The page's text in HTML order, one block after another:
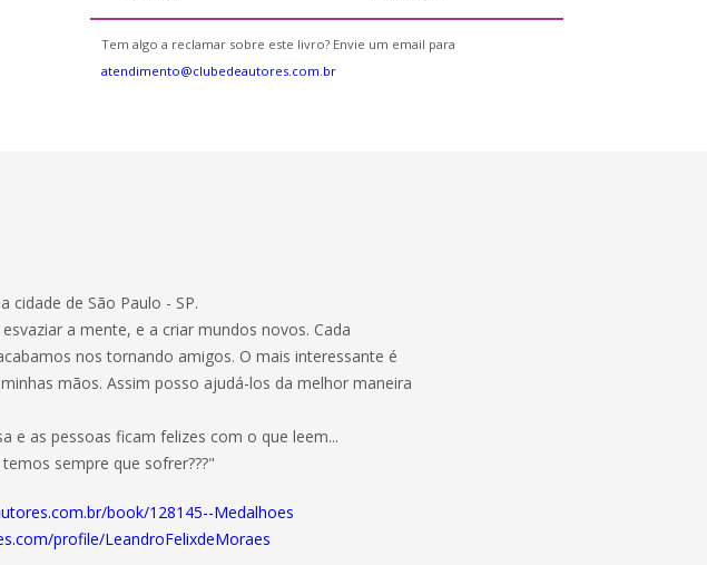
Tem algo a reclamar sobre este livro? Envie um email para
atendimento@clubedeautores.com.br
cidade de São Paulo - SP.
a mente, e a criar mundos novos. Cada
nos tornando amigos. O mais interessante é
mãos. Assim posso ajudá-los da melhor maneira
e as pessoas ficam felizes com o que leem...
sempre que sofrer???"
book/128145--Medalhoes
profile/LeandroFelixdeMoraes